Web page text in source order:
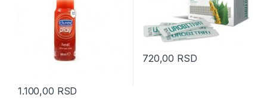
1.100,00 RSD
720,00 RSD